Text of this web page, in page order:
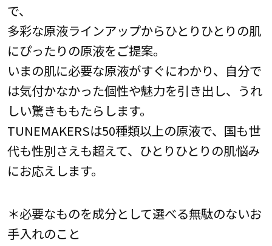
で、
多彩な原液ラインアップからひとりひとりの肌
にぴったりの原液をご提案。
いまの肌に必要な原液がすぐにわかり、自分で
は気付かなかった個性や魅力を引き出し、うれ
しい驚きももたらします。
TUNEMAKERSは50種類以上の原液で、国も世
代も性別さえも超えて、ひとりひとりの肌悩み
にお応えします。
＊必要なものを成分として選べる無駄のないお
手入れのこと